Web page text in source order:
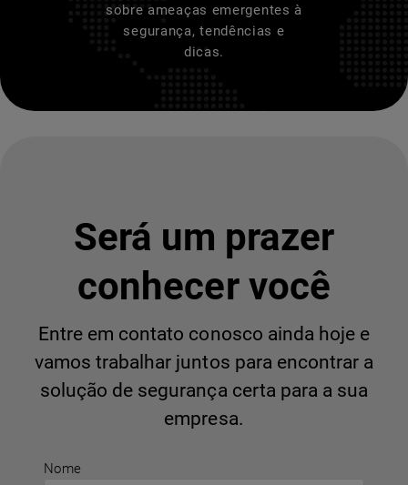
sobre ameaças emergentes à
segurança, tendências e
dicas.
Nome
Será um prazer
conhecer você
Entre em contato conosco ainda hoje e
vamos trabalhar juntos para encontrar a
solução de segurança certa para a sua
empresa.